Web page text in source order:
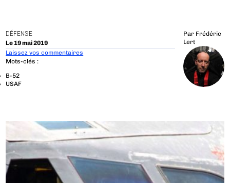
DÉFENSE
Le 19 mai 2019
Par Frédéric
Lert
Laissez vos commentaires
Mots-clés :
B-52
USAF